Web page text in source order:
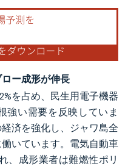
ー成形が伸長
を占め、民生用電子機器
強い需要を反映していま
済を強化し、ジャワ島全
いています。電気自動車
、成形業者は難燃性ポリ